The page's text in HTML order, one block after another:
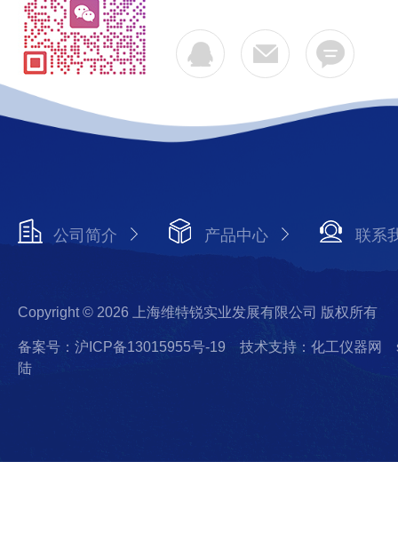
公司简介 产品中心 联系
Copyright © 2026 上海维特锐实业发展有限公司 版权所有
备案号：沪ICP备13015955号-19 技术支持：化工仪器网
陆